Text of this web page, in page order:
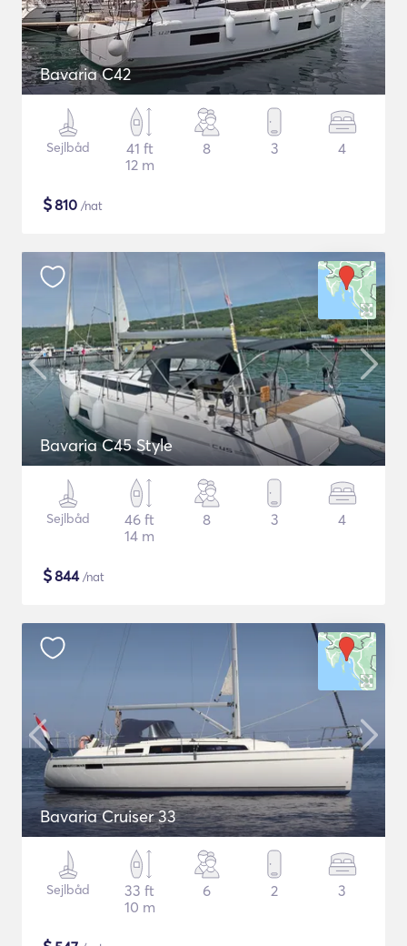
Bavaria C42
Sejlbåd
41 ft
12 m
8 3 4
$810 /nat
Bavaria C45 Style
Sejlbåd
46 ft
14 m
8 3 4
$844/nat
Bavaria Cruiser 33
Sejlbåd
33 ft
10 m
6 2 3